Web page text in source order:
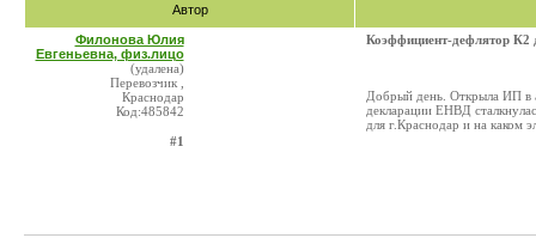
Автор
Филонова Юлия
Евгеньевна, физ.лицо
(удалена)
Перевозчик ,
Краснодар
Код:485842
#1
Коэффициент-дефлятор К2
Добрый день. Открыла ИП в
декларации ЕНВД
для г.Краснодар и на каком